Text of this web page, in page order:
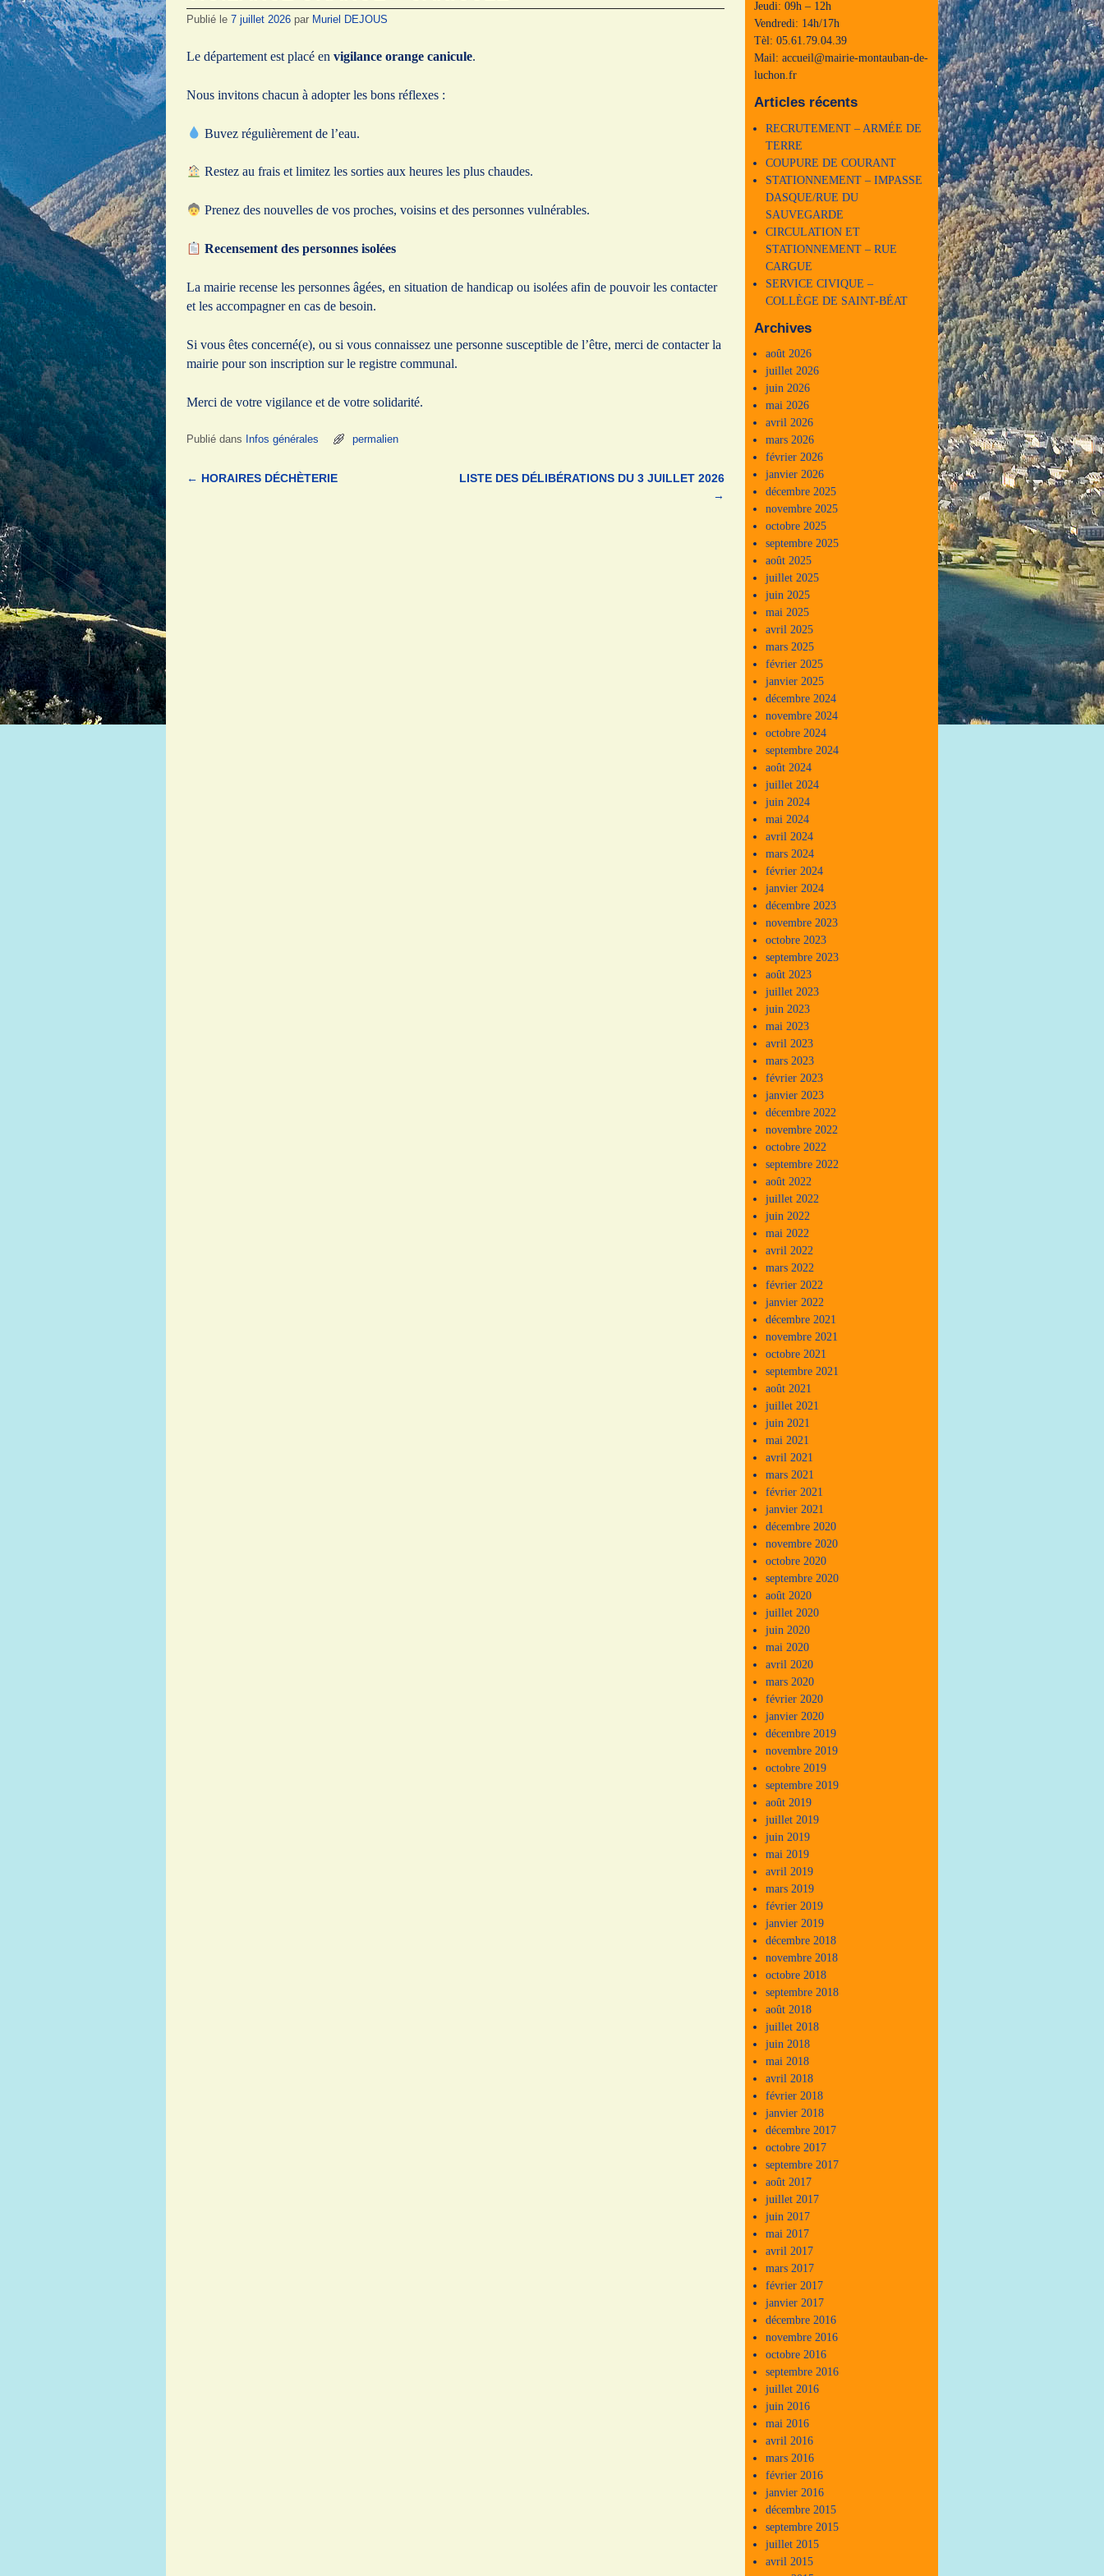
Publié le 7 juillet 2026 par Muriel DEJOUS
Le département est placé en vigilance orange canicule.
Nous invitons chacun à adopter les bons réflexes :
Buvez régulièrement de l’eau.
Restez au frais et limitez les sorties aux heures les plus chaudes.
Prenez des nouvelles de vos proches, voisins et des personnes vulnérables.
Recensement des personnes isolées
La mairie recense les personnes âgées, en situation de handicap ou isolées afin de pouvoir les contacter
et les accompagner en cas de besoin.
Si vous êtes concerné(e), ou si vous connaissez une personne susceptible de l’être, merci de contacter la
mairie pour son inscription sur le registre communal.
Merci de votre vigilance et de votre solidarité.
Publié dans Infos générales permalien
Navigation des articles
← HORAIRES DÉCHÈTERIE
LISTE DES DÉLIBÉRATIONS DU 3 JUILLET 2026
→
Jeudi: 09h – 12h
Vendredi: 14h/17h
Tèl: 05.61.79.04.39
Mail: accueil@mairie-montauban-de-
luchon.fr
Articles récents
RECRUTEMENT – ARMÉE DE
TERRE
COUPURE DE COURANT
STATIONNEMENT – IMPASSE
DASQUE/RUE DU
SAUVEGARDE
CIRCULATION ET
STATIONNEMENT – RUE
CARGUE
SERVICE CIVIQUE –
COLLÈGE DE SAINT-BÉAT
Archives
août 2026
juillet 2026
juin 2026
mai 2026
avril 2026
mars 2026
février 2026
janvier 2026
décembre 2025
novembre 2025
octobre 2025
septembre 2025
août 2025
juillet 2025
juin 2025
mai 2025
avril 2025
mars 2025
février 2025
janvier 2025
décembre 2024
novembre 2024
octobre 2024
septembre 2024
août 2024
juillet 2024
juin 2024
mai 2024
avril 2024
mars 2024
février 2024
janvier 2024
décembre 2023
novembre 2023
octobre 2023
septembre 2023
août 2023
juillet 2023
juin 2023
mai 2023
avril 2023
mars 2023
février 2023
janvier 2023
décembre 2022
novembre 2022
octobre 2022
septembre 2022
août 2022
juillet 2022
juin 2022
mai 2022
avril 2022
mars 2022
février 2022
janvier 2022
décembre 2021
novembre 2021
octobre 2021
septembre 2021
août 2021
juillet 2021
juin 2021
mai 2021
avril 2021
mars 2021
février 2021
janvier 2021
décembre 2020
novembre 2020
octobre 2020
septembre 2020
août 2020
juillet 2020
juin 2020
mai 2020
avril 2020
mars 2020
février 2020
janvier 2020
décembre 2019
novembre 2019
octobre 2019
septembre 2019
août 2019
juillet 2019
juin 2019
mai 2019
avril 2019
mars 2019
février 2019
janvier 2019
décembre 2018
novembre 2018
octobre 2018
septembre 2018
août 2018
juillet 2018
juin 2018
mai 2018
avril 2018
février 2018
janvier 2018
décembre 2017
octobre 2017
septembre 2017
août 2017
juillet 2017
juin 2017
mai 2017
avril 2017
mars 2017
février 2017
janvier 2017
décembre 2016
novembre 2016
octobre 2016
septembre 2016
juillet 2016
juin 2016
mai 2016
avril 2016
mars 2016
février 2016
janvier 2016
décembre 2015
septembre 2015
juillet 2015
avril 2015